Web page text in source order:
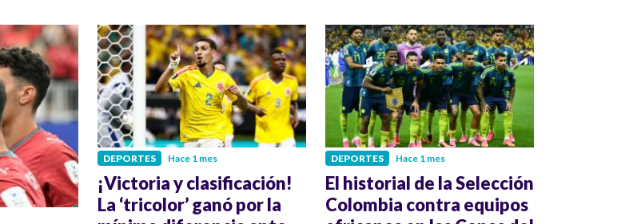
DEPORTES Hace 1 mes
¡Victoria y clasificación!
La ‘tricolor’ ganó por la
DEPORTES Hace 1 mes
El historial de la Selección
Colombia contra equipos